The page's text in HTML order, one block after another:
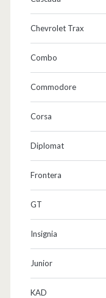
Chevrolet Trax
Combo
Commodore
Corsa
Diplomat
Frontera
GT
Insignia
Junior
KAD